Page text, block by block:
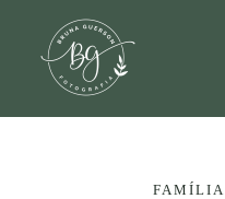
FAMÍLIA